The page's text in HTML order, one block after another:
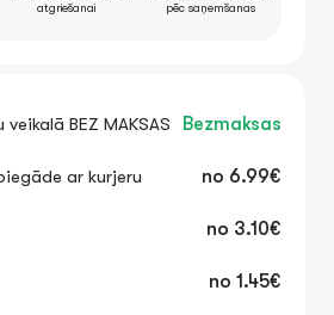
atgriešanai
pēc saņemšanas
BEZ MAKSAS Bezmaksas
ar kurjeru no 6.99€
no 3.10€
no 1.45€